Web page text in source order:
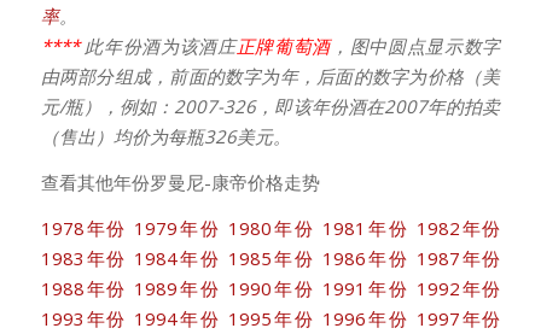
率。
****此年份酒为该酒庄正牌葡萄酒，图中圆点显示数字
由两部分组成，前面的数字为年，后面的数字为价格（美
元/瓶），例如：2007-326，即该年份酒在2007年的拍卖
（售出）均价为每瓶326美元。
查看其他年份罗曼尼-康帝价格走势
1978年份 1979年份 1980年份 1981年份 1982年份
1983年份 1984年份 1985年份 1986年份 1987年份
1988年份 1989年份 1990年份 1991年份 1992年份
1993年份 1994年份 1995年份 1996年份 1997年份